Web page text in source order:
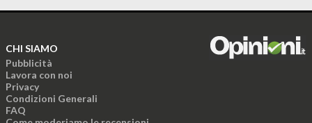
CHI SIAMO
Pubblicità
Lavora con noi
Privacy
Condizioni Generali
FAQ